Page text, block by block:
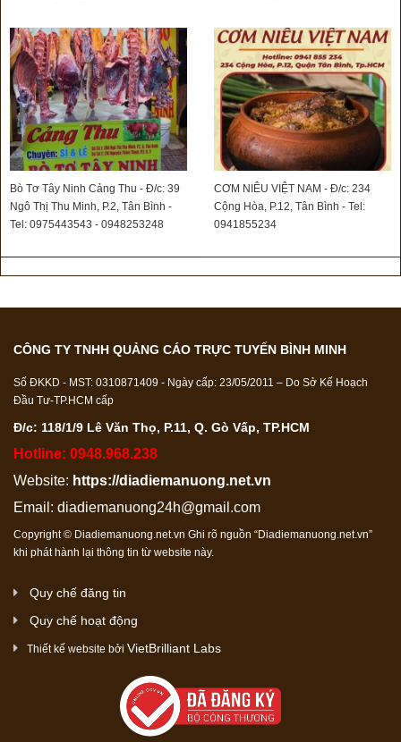
Bò Tơ Tây Ninh Cảng Thu - Đ/c: 39
Ngô Thị Thu Minh, P.2, Tân Bình -
Tel: 0975443543 - 0948253248
CƠM NIÊU VIỆT NAM - Đ/c: 234
Cộng Hòa, P.12, Tân Bình - Tel:
0941855234
CÔNG TY TNHH QUẢNG CÁO TRỰC TUYẾN BÌNH MINH
Số ĐKKD - MST: 0310871409 - Ngày cấp: 23/05/2011 – Do Sở Kế Hoạch
Đầu Tư-TP.HCM cấp
Đ/c: 118/1/9 Lê Văn Thọ, P.11, Q. Gò Vấp, TP.HCM
Hotline: 0948.968.238
Website: https://diadiemanuong.net.vn
Email: diadiemanuong24h@gmail.com
Copyright © Diadiemanuong.net.vn Ghi rõ nguồn “Diadiemanuong.net.vn”
khi phát hành lại thông tin từ website này.
Quy chế đăng tin
Quy chế hoạt động
Thiết kế website bởi VietBrilliant Labs